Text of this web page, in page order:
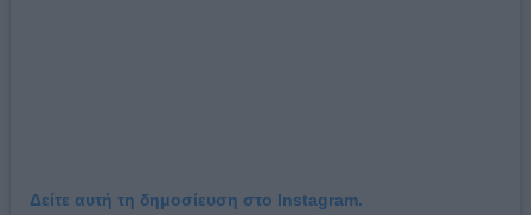
Δείτε αυτή τη δημοσίευση στο Instagram.